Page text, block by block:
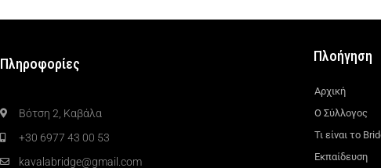
Πληροφορίες
Βότση 2, Καβάλα
+30 6977 43 00 53
kavalabridge@gmail.com
Πλοήγηση
Αρχική
Ο Σύλλογος
Τι είναι το
Εκπαίδευση